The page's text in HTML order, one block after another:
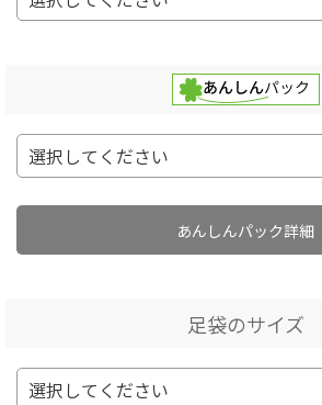
あんしんパック詳細
足袋のサイズ